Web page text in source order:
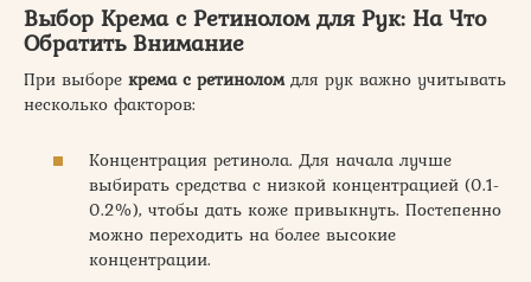
Выбор Крема с Ретинолом для Рук: На Что
Обратить Внимание
При выборе крема с ретиноломдля рук важно учитывать
несколько факторов:
Концентрация ретинола. Для начала лучше
выбирать средства с низкой концентрацией (0.1-
0.2%), чтобы дать коже привыкнуть. Постепенно
можно переходить на более высокие
концентрации.